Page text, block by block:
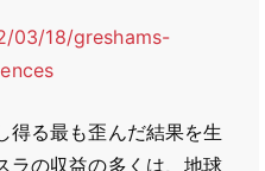
03/18/greshams-
得る最も歪んだ結果を生
ラの収益の多くは、地球